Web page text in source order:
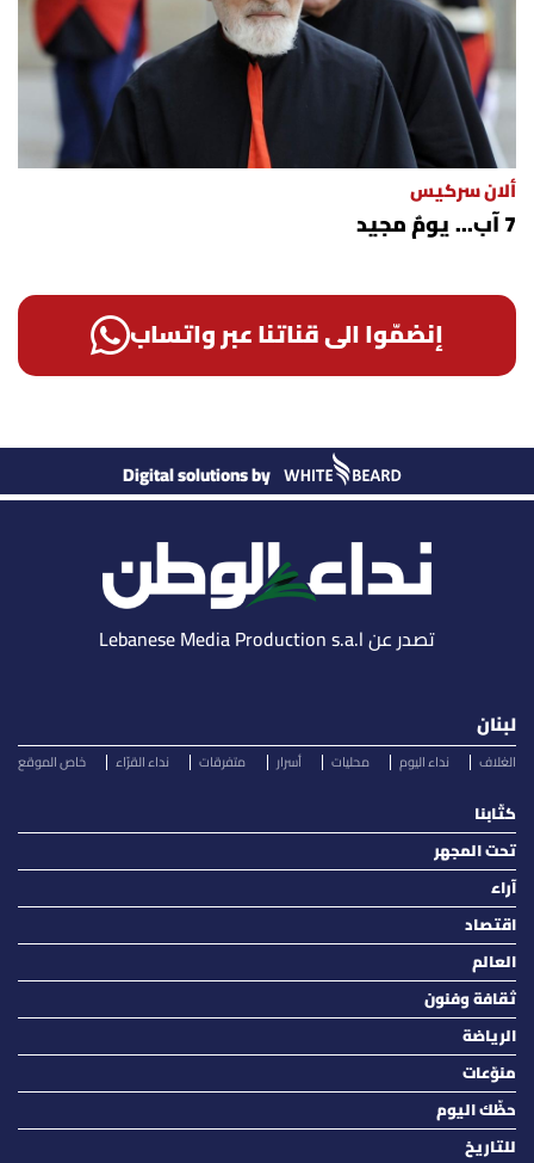
ألان سركيس
7 آب... يومٌ مجيد
إنضمّوا الى قناتنا عبر واتساب
Digital solutions by
تصدر عن Lebanese Media Production s.a.l
لبنان
الغلاف نداء اليوم محليات أسرار متفرقات نداء القرّاء خاص الموقع
كتّابنا
تحت المجهر
آراء
اقتصاد
العالم
ثقافة وفنون
الرياضة
منوّعات
حظّك اليوم
للتاريخ